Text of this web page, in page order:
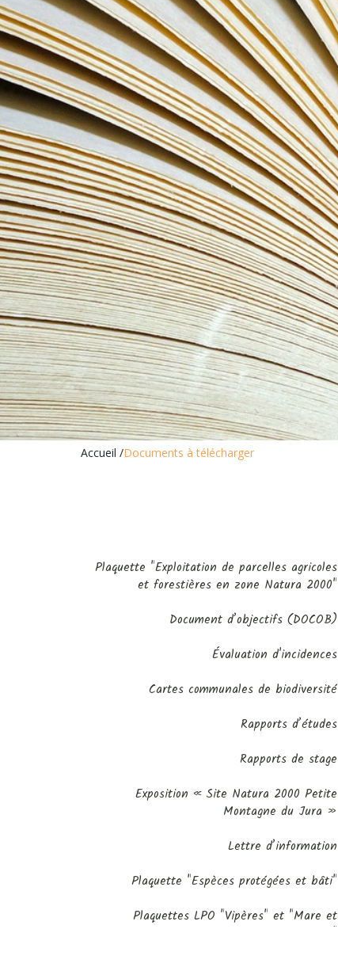
Accueil /Documents à télécharger
Plaquette "Exploitation de parcelles agricoles
et forestières en zone Natura 2000"
Document d’objectifs (DOCOB)
Évaluation d'incidences
Cartes communales de biodiversité
Rapports d’études
Rapports de stage
Exposition « Site Natura 2000 Petite
Montagne du Jura »
Lettre d’information
Plaquette "Espèces protégées et bâti"
Plaquettes LPO "Vipères" et "Mare et